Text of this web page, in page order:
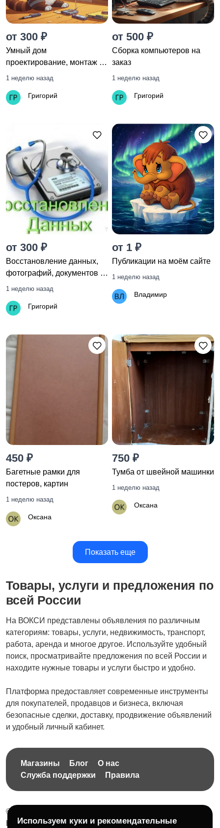
от 300 ₽
Умный дом
проектирование, монтаж и
настройка
1 неделю назад
Григорий
от 500 ₽
Сборка компьютеров на
заказ
1 неделю назад
Григорий
от 300 ₽
Восстановление данных,
фотографий, документов с
любых носителей
1 неделю назад
Григорий
от 1 ₽
Публикации на моём сайте
1 неделю назад
Владимир
450 ₽
Багетные рамки для
постеров, картин
1 неделю назад
Оксана
750 ₽
Тумба от швейной машинки
1 неделю назад
Оксана
Показать еще
Товары, услуги и предложения по
всей России
На ВОКСИ представлены объявления по различным
категориям: товары, услуги, недвижимость, транспорт,
работа, аренда и многое другое. Используйте удобный
поиск, просматривайте предложения по всей России и
находите нужные товары и услуги быстро и удобно.
Платформа предоставляет современные инструменты
для покупателей, продавцов и бизнеса, включая
безопасные сделки, доставку, продвижение объявлений
и удобный личный кабинет.
Магазины Блог
О нас
Служба поддержки
Правила
© 2026 Бесплатная доска объявлений без ограничений
НПД Краснорудская Анастасия Игоревна, ИНН:
Используем куки и рекомендательные